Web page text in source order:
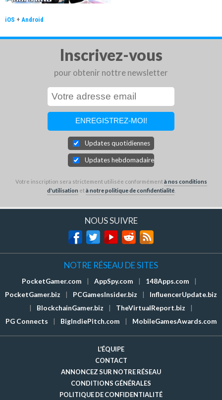
iOS + Android
Inscrivez-vous
pour obtenir nottre newsletter
Updates quotidiennes
Updates hebdomadaires
Votre inscription sera strictement utilisée conformémentà nos conditions
d'utilisation età notre politique de confidentialité.
NOUS SUIVRE
NOTRE RÉSEAU DE SITES
PocketGamer.com AppSpy.com 148Apps.com
PocketGamer.biz
PCGamesInsider.biz
InfluencerUpdate.biz
BlockchainGamer.biz TheVirtualReport.biz
PG Connects
BigIndiePitch.com MobileGamesAwards.com
L'ÉQUIPE
CONTACT
ANNONCEZ SUR NOTRE RÉSEAU
CONDITIONS GÉNÉRALES
POLITIQUE DE CONFIDENTIALITÉ